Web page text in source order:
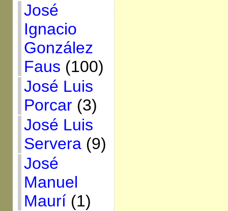
José
Ignacio
González
Faus (100)
José Luis
Porcar(3)
José Luis
Servera(9)
José
Manuel
Maurí(1)